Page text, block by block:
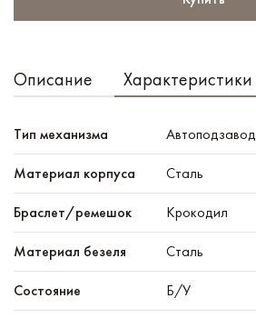
Описание Характеристики
Тип механизма Автоподзавод
Материал корпуса Сталь
Браслет/ремешок Крокодил
Материал безеля Сталь
Состояние Б/У